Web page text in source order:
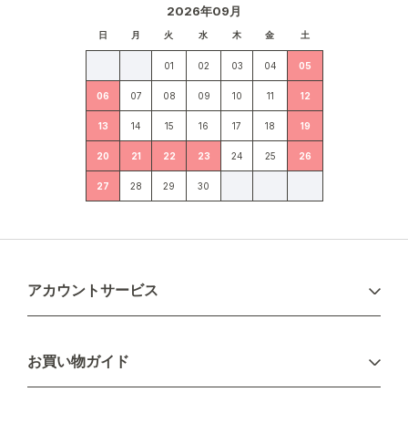
2026年09月
日 月 火 水 木 金 土
01 02 03 04 05
06 07 08 09 10 11 12
13 14 15 16 17 18 19
20 21 22 23 24 25 26
27 28 29 30
アカウントサービス
新規会員登録
お買い物ガイド